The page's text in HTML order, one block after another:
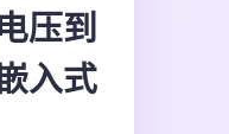
压到
入式